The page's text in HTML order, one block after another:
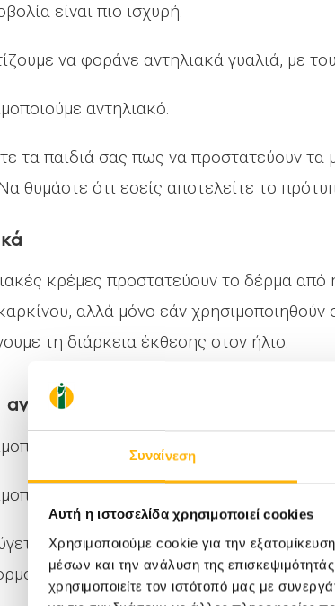
Συναίνεση
Αυτή η ιστοσελίδα χρησιμοποιεί cookies
Χρησιμοποιούμε cookie για την
μέσων και την ανάλυση της
χρησιμοποιείτε τον ιστότοπό μας με
είναι πιο ισχυρή.
να φοράνε αντηλιακά γυαλιά, με
αντηλιακό.
τα παιδιά σας πως να προστατεύουν τα
θυμάστε ότι εσείς αποτελείτε το
κρέμες προστατεύουν το δέρμα από
αλλά μόνο εάν χρησιμοποιηθούν
τη διάρκεια έκθεσης στον ήλιο.
κρέμας
αντηλιακά με την ένδειξη
αντηλιακά με δείκτη
τα αντηλιακά με συστατικό
δράση.